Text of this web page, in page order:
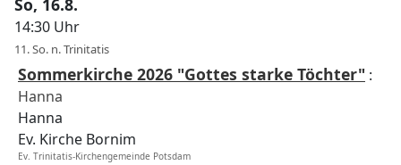
So, 16.8.
14:30 Uhr
11. So. n. Trinitatis
Sommerkirche 2026 "Gottes starke Töchter" :
Hanna
Hanna
Ev. Kirche Bornim
Ev. Trinitatis-Kirchengemeinde Potsdam